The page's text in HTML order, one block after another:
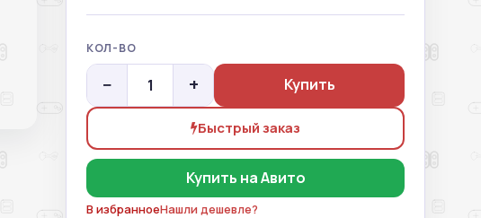
КОЛ-ВО
− + Купить
Быстрый заказ
Купить на Авито
В избранноеНашли дешевле?